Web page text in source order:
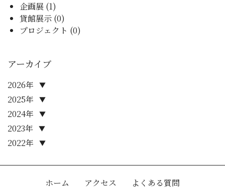
企画展 (1)
貸館展示 (0)
プロジェクト (0)
アーカイブ
2022年 ▼
2023年 ▼
2024年 ▼
2025年 ▼
2026年 ▼
ホーム アクセス
よくある質問